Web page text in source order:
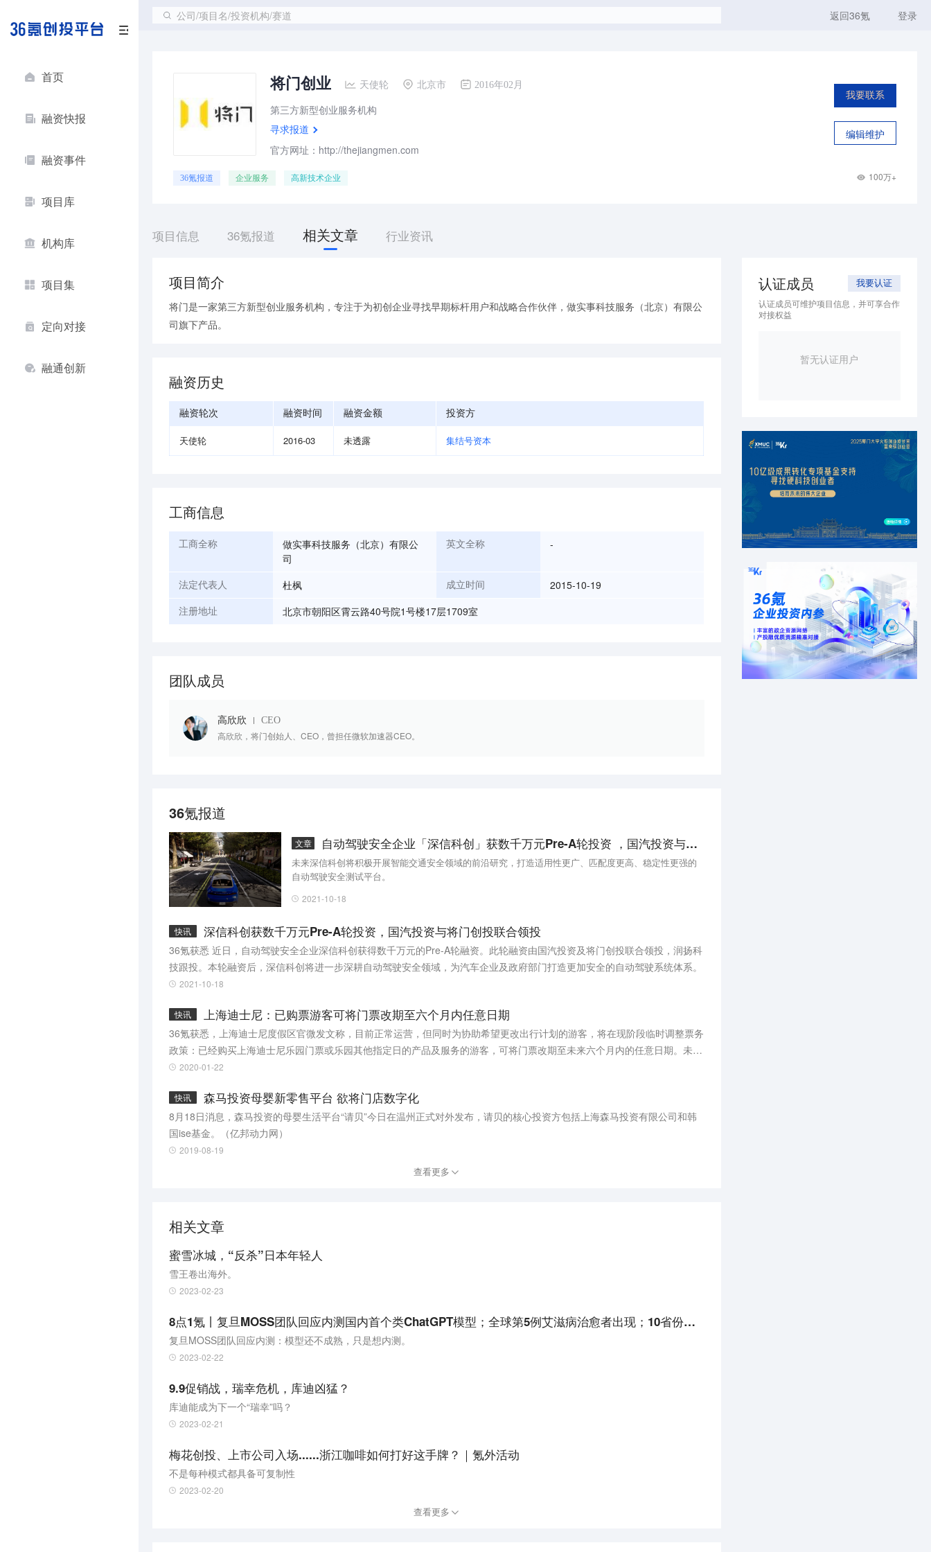
首页
融资快报
融资事件
项目库
机构库
项目集
定向对接
融通创新
公司/项目名/投资机构/赛道 返回36氪 登录
将门创业 天使轮 北京市 2016年02月
第三方新型创业服务机构
寻求报道
官方网址：http://thejiangmen.com
我要联系
编辑维护
36氪报道 企业服务 高新技术企业 100万+
项目信息 36氪报道 相关文章 行业资讯
项目简介
将门是一家第三方新型创业服务机构，专注于为初创企业寻找早期标杆用户和战略合作伙伴，做实事科技服务（北京）有限公
司旗下产品。
融资历史
融资轮次 融资时间 融资金额 投资方
天使轮 2016-03 未透露 集结号资本
工商信息
工商全称
做实事科技服务（北京）有限公
司
英文全称 -
法定代表人 杜枫 成立时间 2015-10-19
注册地址 北京市朝阳区霄云路40号院1号楼17层1709室
团队成员
高欣欣 CEO
高欣欣，将门创始人、CEO，曾担任微软加速器CEO。
36氪报道
文章 自动驾驶安全企业「深信科创」获数千万元Pre-A轮投资 ，国汽投资与将门创投联合领投
未来深信科创将积极开展智能交通安全领域的前沿研究，打造适用性更广、匹配度更高、稳定性更强的
自动驾驶安全测试平台。
2021-10-18
快讯 深信科创获数千万元Pre-A轮投资，国汽投资与将门创投联合领投
36氪获悉 近日，自动驾驶安全企业深信科创获得数千万元的Pre-A轮融资。此轮融资由国汽投资及将门创投联合领投，润扬科
技跟投。本轮融资后，深信科创将进一步深耕自动驾驶安全领域，为汽车企业及政府部门打造更加安全的自动驾驶系统体系。
2021-10-18
快讯 上海迪士尼：已购票游客可将门票改期至六个月内任意日期
36氪获悉，上海迪士尼度假区官微发文称，目前正常运营，但同时为协助希望更改出行计划的游客，将在现阶段临时调整票务
政策：已经购买上海迪士尼乐园门票或乐园其他指定日的产品及服务的游客，可将门票改期至未来六个月内的任意日期。未来
六个月内无法到访的游客，可办理退款。
2020-01-22
快讯 森马投资母婴新零售平台 欲将门店数字化
8月18日消息，森马投资的母婴生活平台“请贝”今日在温州正式对外发布，请贝的核心投资方包括上海森马投资有限公司和韩
国ise基金。（亿邦动力网）
2019-08-19
查看更多
相关文章
蜜雪冰城，“反杀”日本年轻人
雪王卷出海外。
2023-02-23
8点1氪丨复旦MOSS团队回应内测国内首个类ChatGPT模型；全球第5例艾滋病治愈者出现；10省份放宽公务员年龄限制至40周岁
​复旦MOSS团队回应内测：模型还不成熟，只是想内测。
2023-02-22
9.9促销战，瑞幸危机，库迪凶猛？
库迪能成为下一个“瑞幸”吗？
2023-02-21
梅花创投、上市公司入场......浙江咖啡如何打好这手牌？｜氪外活动
不是每种模式都具备可复制性
2023-02-20
查看更多
认证成员 我要认证
认证成员可维护项目信息，并可享合作
对接权益
暂无认证用户